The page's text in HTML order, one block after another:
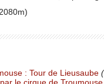
: Tour de Lieusaube
le cirque de Troumouse